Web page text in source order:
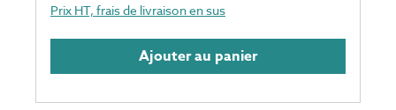
Prix HT, frais de livraison en sus
Ajouter au panier